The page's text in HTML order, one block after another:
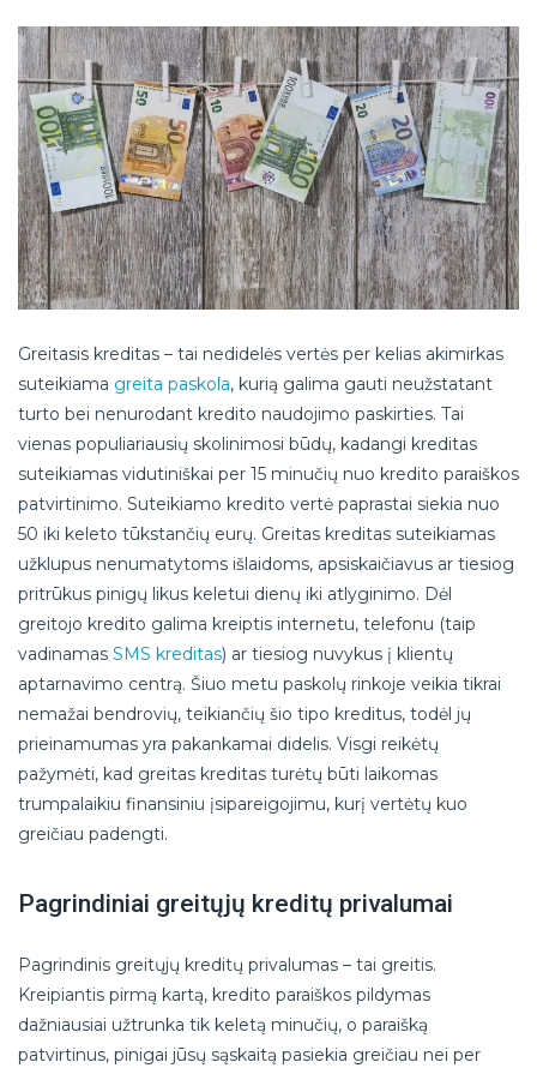
Greitasis kreditas – tai nedidelės vertės per kelias akimirkas
suteikiama greita paskola, kurią galima gauti neužstatant
turto bei nenurodant kredito naudojimo paskirties. Tai
vienas populiariausių skolinimosi būdų, kadangi kreditas
suteikiamas vidutiniškai per 15 minučių nuo kredito paraiškos
patvirtinimo. Suteikiamo kredito vertė paprastai siekia nuo
50 iki keleto tūkstančių eurų. Greitas kreditas suteikiamas
užklupus nenumatytoms išlaidoms, apsiskaičiavus ar tiesiog
pritrūkus pinigų likus keletui dienų iki atlyginimo. Dėl
greitojo kredito galima kreiptis internetu, telefonu (taip
vadinamas SMS kreditas) ar tiesiog nuvykus į klientų
aptarnavimo centrą. Šiuo metu paskolų rinkoje veikia tikrai
nemažai bendrovių, teikiančių šio tipo kreditus, todėl jų
prieinamumas yra pakankamai didelis. Visgi reikėtų
pažymėti, kad greitas kreditas turėtų būti laikomas
trumpalaikiu finansiniu įsipareigojimu, kurį vertėtų kuo
greičiau padengti.
Pagrindiniai greitųjų kreditų privalumai
Pagrindinis greitųjų kreditų privalumas – tai greitis.
Kreipiantis pirmą kartą, kredito paraiškos pildymas
dažniausiai užtrunka tik keletą minučių, o paraišką
patvirtinus, pinigai jūsų sąskaitą pasiekia greičiau nei per